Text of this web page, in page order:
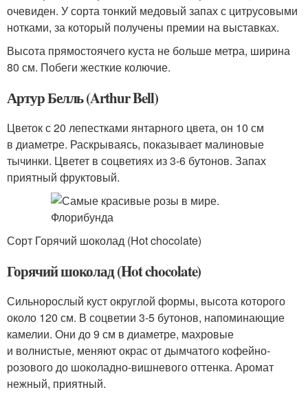
очевиден. У сорта тонкий медовый запах с цитрусовыми
нотками, за который получены премии на выставках.
Высота прямостоячего куста не больше метра, ширина
80 см. Побеги жесткие колючие.
Артур Белль (Arthur Bell)
Цветок с 20 лепестками янтарного цвета, он 10 см
в диаметре. Раскрываясь, показывает малиновые
тычинки. Цветет в соцветиях из 3-6 бутонов. Запах
приятный фруктовый.
Сорт Горячий шоколад (Hot chocolate)
Горячий шоколад (Hot chocolate)
Сильнорослый куст округлой формы, высота которого
около 120 см. В соцветии 3-5 бутонов, напоминающие
камелии. Они до 9 см в диаметре, махровые
и волнистые, меняют окрас от дымчатого кофейно-
розового до шоколадно-вишневого оттенка. Аромат
нежный, приятный.